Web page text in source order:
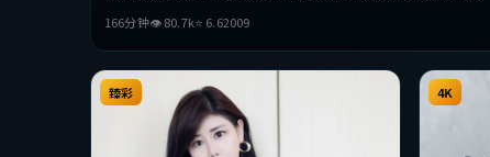
166分钟👁80.7k⭐ 6.62009
臻彩 4K